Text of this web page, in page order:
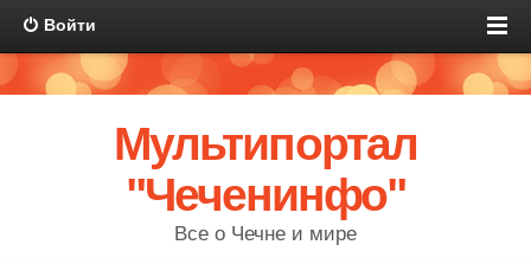
Войти
Мультипортал
"Чеченинфо"
Все о Чечне и мире